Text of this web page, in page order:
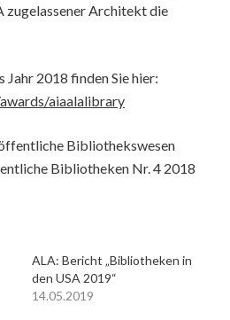
zugelassener Architekt die
Jahr 2018 finden Sie hier:
aiaalalibrary
Bibliothekswesen
Bibliotheken Nr. 4 2018
ALA: Bericht „Bibliotheken in
den USA 2019“
14.05.2019